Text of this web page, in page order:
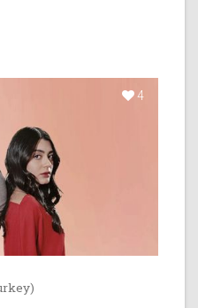
4